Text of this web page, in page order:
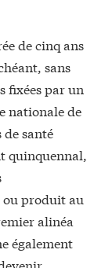
de cinq ans
sans
fixées par un
nationale de
santé
quinquennal,
produit au
alinéa
également